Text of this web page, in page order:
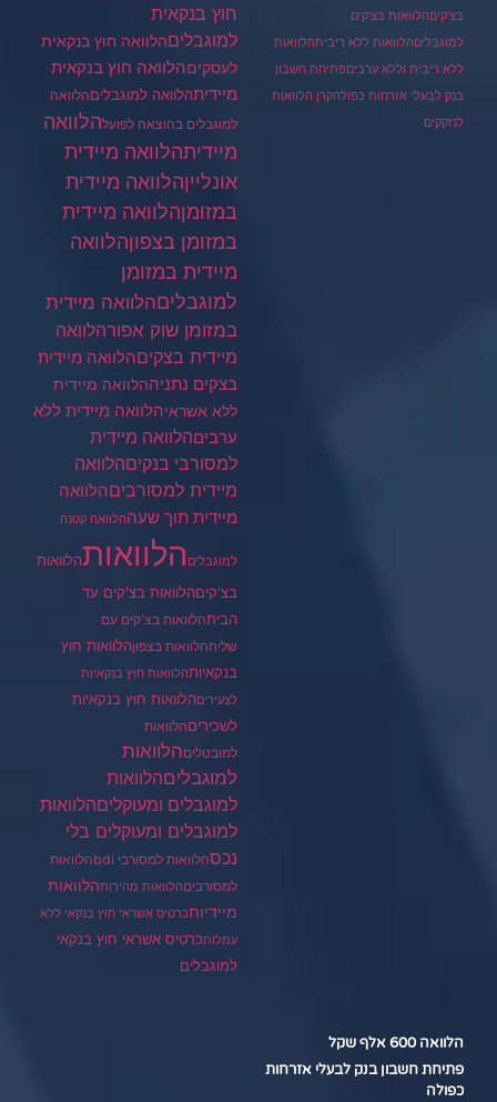
בצ'קיםהלוואות בצ'קים
למוגבליםהלוואות ללא ריביתהלוואות
ללא ריבית וללא ערביםפתיחת חשבון
בנק לבעלי אזרחות כפולהקרן הלוואות
לנזקקים
חוץ בנקאית
למוגבליםהלוואה חוץ בנקאית
לעסקיםהלוואה חוץ בנקאית
מיידיתהלוואה למוגבליםהלוואה
למוגבלים בהוצאה לפועלהלוואה
מיידיתהלוואה מיידית
אונלייןהלוואה מיידית
במזומןהלוואה מיידית
במזומן בצפוןהלוואה
מיידית במזומן
למוגבליםהלוואה מיידית
במזומן שוק אפורהלוואה
מיידית בצקיםהלוואה מיידית
בצקים נתניההלוואה מיידית
ללא אשראיהלוואה מיידית ללא
ערביםהלוואה מיידית
למסורבי בנקיםהלוואה
מיידית למסורביםהלוואה
מיידית תוך שעההלוואה קטנה
למוגבלים הלוואותהלוואות
בצ'קיםהלוואות בצ'קים עד
הביתהלוואות בצ'קים עם
שליחהלוואות בצפוןהלוואות חוץ
בנקאיותהלוואות חוץ בנקאיות
לצעיריםהלוואות חוץ בנקאיות
לשכיריםהלוואות
למובטליםהלוואות
למוגבליםהלוואות
למוגבלים ומעוקליםהלוואות
למוגבלים ומעוקלים בלי
נכסהלוואות למסורבי bdi
הלוואות
למסורביםהלוואות מהירותהלוואות
מיידיותכרטיס אשראי חוץ בנקאי ללא
עמלותכרטיס אשראי חוץ בנקאי
למוגבלים
הלוואה 600 אלף שקל
פתיחת חשבון בנק לבעלי אזרחות
כפולה